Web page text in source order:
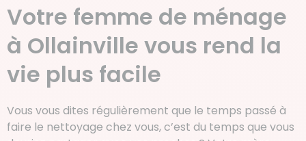
Votre femme de ménage
à Ollainville vous rend la
vie plus facile
Vous vous dites régulièrement que le temps passé à
faire le nettoyage chez vous, c’est du temps que vous